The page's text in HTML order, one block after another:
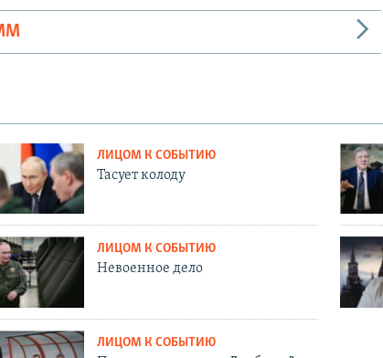
ЛИЦОМ К СОБЫТИЮ
Тасует колоду
ЛИЦОМ К СОБЫТИЮ
Невоенное дело
ЛИЦОМ К СОБЫТИЮ